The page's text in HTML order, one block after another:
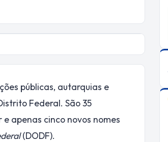
públicas, autarquias e
Federal. São 35
apenas cinco novos nomes
(DODF).